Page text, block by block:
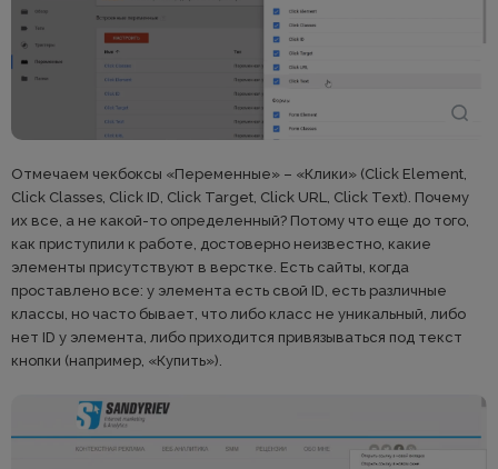
Отмечаем чекбоксы «Переменные» – «Клики» (Click Element,
Click Classes, Click ID, Click Target, Click URL, Click Text). Почему
их все, а не какой-то определенный? Потому что еще до того,
как приступили к работе, достоверно неизвестно, какие
элементы присутствуют в верстке. Есть сайты, когда
проставлено все: у элемента есть свой ID, есть различные
классы, но часто бывает, что либо класс не уникальный, либо
нет ID у элемента, либо приходится привязываться под текст
кнопки (например, «Купить»).